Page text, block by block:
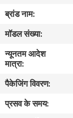
हमारे
बारे
कारखाना
भ्रमण
ब्रांड नाम:
मॉडल संख्या:
न्यूनतम आदेश
मात्रा:
पैकेजिंग विवरण:
प्रसव के समय: